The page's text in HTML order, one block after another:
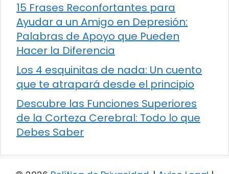
15 Frases Reconfortantes para
Ayudar a un Amigo en Depresión:
Palabras de Apoyo que Pueden
Hacer la Diferencia
Los 4 esquinitas de nada: Un cuento
que te atrapará desde el principio
Descubre las Funciones Superiores
de la Corteza Cerebral: Todo lo que
Debes Saber